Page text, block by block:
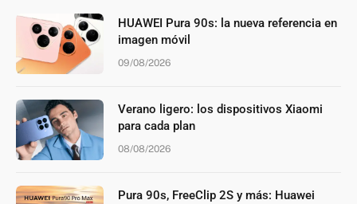
HUAWEI Pura 90s: la nueva referencia en
imagen móvil
09/08/2026
Verano ligero: los dispositivos Xiaomi
para cada plan
08/08/2026
Pura 90s, FreeClip 2S y más: Huawei